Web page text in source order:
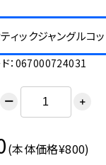
ィックジャングルコ
：067000724031
ー ＋
(本体価格¥800)